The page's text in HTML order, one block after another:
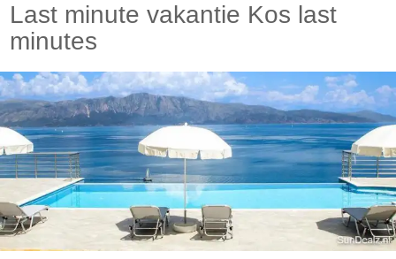
Last minute vakantie Kos last
minutes